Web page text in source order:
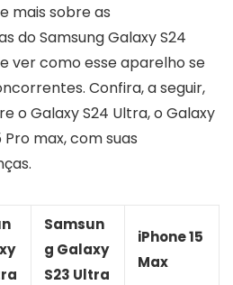
mais sobre as
do Samsung Galaxy S24
ver como esse aparelho se
Confira, a seguir,
o Galaxy S24 Ultra, o Galaxy
Pro max, com suas
Samsun
g Galaxy
S23 Ultra
iPhone 15
Max